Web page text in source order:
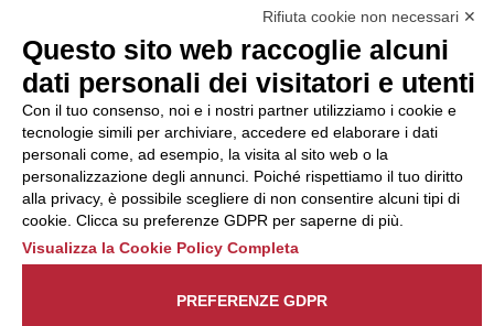
del Codice di Condotta, è
possibile presentare un
reclamo
all’Organismo di
Monitoraggio utilizzando
una delle modalità
descritte al seguente
indirizzo web
https://odm-
agenzielavoro.it/reclami/ .
Rifiuta cookie non necessari ✕
Questo sito web raccoglie alcuni
dati personali dei visitatori e utenti
Con il tuo consenso, noi e i nostri partner utilizziamo i cookie e
tecnologie simili per archiviare, accedere ed elaborare i dati
personali come, ad esempio, la visita al sito web o la
personalizzazione degli annunci. Poiché rispettiamo il tuo diritto
alla privacy, è possibile scegliere di non consentire alcuni tipi di
cookie. Clicca su preferenze GDPR per saperne di più.
Visualizza la Cookie Policy Completa
PREFERENZE GDPR